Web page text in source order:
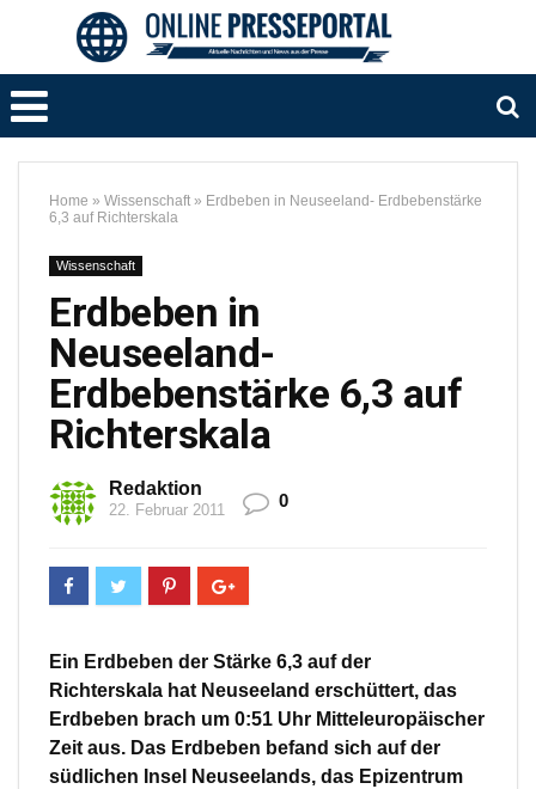
Home » Wissenschaft » Erdbeben in Neuseeland- Erdbebenstärke
6,3 auf Richterskala
Wissenschaft
Erdbeben in
Neuseeland-
Erdbebenstärke 6,3 auf
Richterskala
Redaktion
22. Februar 2011 0
Ein Erdbeben der Stärke 6,3 auf der
Richterskala hat Neuseeland erschüttert, das
Erdbeben brach um 0:51 Uhr Mitteleuropäischer
Zeit aus. Das Erdbeben befand sich auf der
südlichen Insel Neuseelands, das Epizentrum